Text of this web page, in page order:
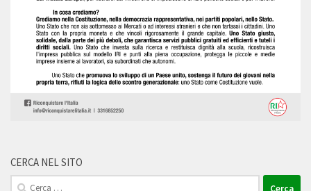
CERCA NEL SITO
Ricerca